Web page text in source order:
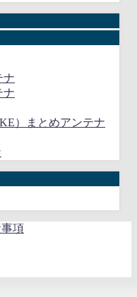
ナ
ナ
）まとめアンテナ
項